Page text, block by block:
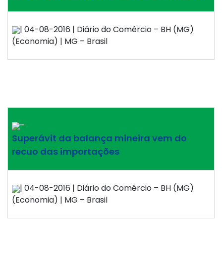
| 04-08-2016 | Diário do Comércio – BH (MG)
(Economia) | MG – Brasil
–
Superávit da balança mineira vem do
recuo das importações
| 04-08-2016 | Diário do Comércio – BH (MG)
(Economia) | MG – Brasil